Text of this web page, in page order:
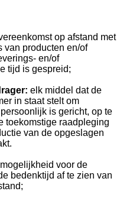
op afstand met
van producten en/of
en/of
tijd is gespreid;
elk middel dat de
in staat stelt om
is gericht, op te
toekomstige raadpleging
van de opgeslagen
voor de
bedenktijd af te zien van